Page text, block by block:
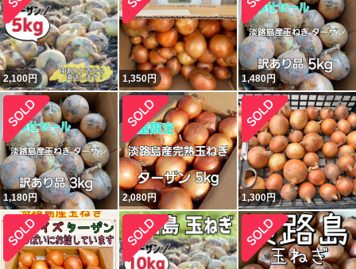
2,100円 1,350円 1,480円
1,180円 2,080円 1,300円